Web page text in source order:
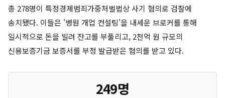
총 278명이 특정경제범죄가중처벌법상 사기 혐의로 검찰에
송치됐다. 이들은 '병원 개업 컨설팅'을 내세운 브로커를 통해
일시적으로 돈을 빌려 잔고를 부풀리고, 2천억 원 규모의
신용보증기금 보증서를 부정 발급받은 혐의를 받고 있다.
249명